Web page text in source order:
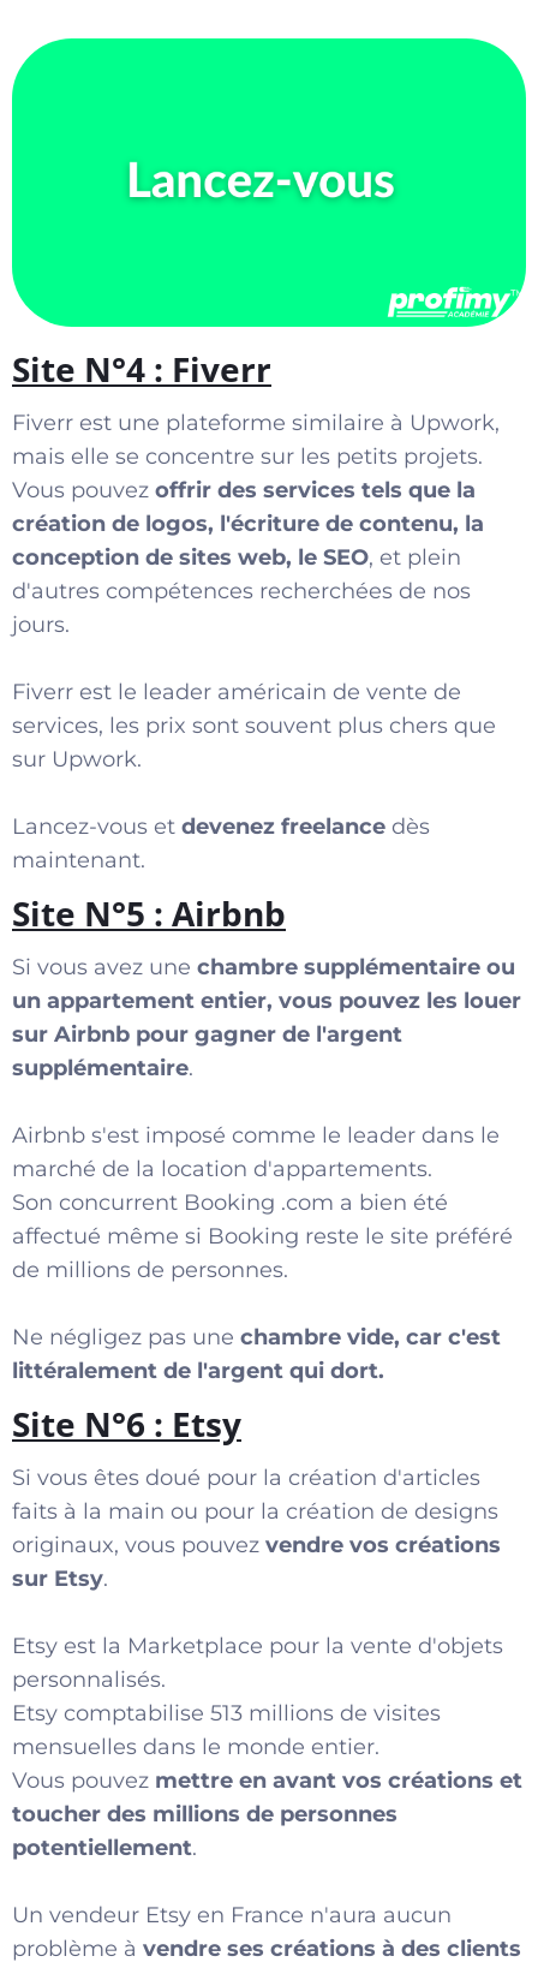
Site N°4 : Fiverr
Fiverr est une plateforme similaire à Upwork,
mais elle se concentre sur les petits projets.
Vous pouvez offrir des services tels que la
création de logos, l'écriture de contenu, la
conception de sites web, le SEO, et plein
d'autres compétences recherchées de nos
jours.
Fiverr est le leader américain de vente de
services, les prix sont souvent plus chers que
sur Upwork.
Lancez-vous et devenez freelance dès
maintenant.
Site N°5 : Airbnb
Si vous avez une chambre supplémentaire ou
un appartement entier, vous pouvez les louer
sur Airbnb pour gagner de l'argent
supplémentaire.
Airbnb s'est imposé comme le leader dans le
marché de la location d'appartements.
Son concurrent Booking .com a bien été
affectué même si Booking reste le site préféré
de millions de personnes.
Ne négligez pas une chambre vide, car c'est
littéralement de l'argent qui dort.
Site N°6 : Etsy
Si vous êtes doué pour la création d'articles
faits à la main ou pour la création de designs
originaux, vous pouvez vendre vos créations
sur Etsy.
Etsy est la Marketplace pour la vente d'objets
personnalisés.
Etsy comptabilise 513 millions de visites
mensuelles dans le monde entier.
Vous pouvez mettre en avant vos créations et
toucher des millions de personnes
potentiellement.
Un vendeur Etsy en France n'aura aucun
problème à vendre ses créations à des clients